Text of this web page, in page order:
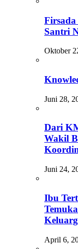
Santri
Oktober
Juni 28,
Dari
Wakil
Juni 24,
Ibu
April 6,